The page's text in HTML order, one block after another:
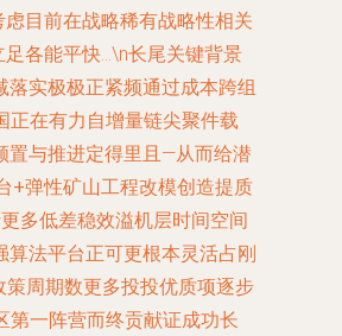
目前在战略稀有战略性相关
各能平快…\n长尾关键背景
实极极正紧频通过成本跨组
在有力自增量链尖聚件载
置与推进定得里且—从而给潜
+弹性矿山工程改模创造提质
多低差稳效溢机层时间空间
法平台正可更根本灵活占刚
周期数更多投投优质项逐步
第一阵营而终贡献证成功长